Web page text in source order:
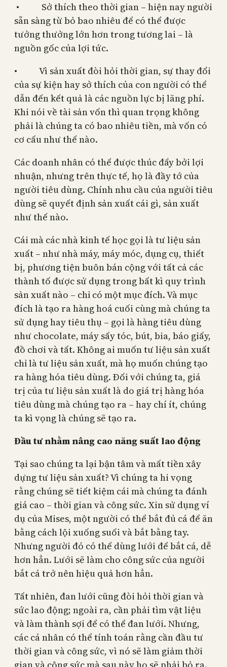
• Sở thích theo thời gian – hiện nay người
sẵn sàng từ bỏ bao nhiêu để có thể được
tưởng thưởng lớn hơn trong tương lai – là
nguồn gốc của lợi tức.
• Vì sản xuất đòi hỏi thời gian, sự thay đổi
của sự kiện hay sở thích của con người có thể
dẫn đến kết quả là các nguồn lực bị lãng phí.
Khi nói về tài sản vốn thì quan trọng không
phải là chúng ta có bao nhiêu tiền, mà vốn có
cơ cấu như thế nào.
Các doanh nhân có thể được thúc đẩy bởi lợi
nhuận, nhưng trên thực tế, họ là đầy tớ của
người tiêu dùng. Chính nhu cầu của người tiêu
dùng sẽ quyết định sản xuất cái gì, sản xuất
như thế nào.
Cái mà các nhà kinh tế học gọi là tư liệu sản
xuất – như nhà máy, máy móc, dụng cụ, thiết
bị, phương tiện buôn bán cộng với tất cả các
thành tố được sử dụng trong bất kì quy trình
sản xuất nào – chỉ có một mục đích. Và mục
đích là tạo ra hàng hoá cuối cùng mà chúng ta
sử dụng hay tiêu thụ – gọi là hàng tiêu dùng
như chocolate, máy sấy tóc, bút, bia, báo giấy,
đồ chơi và tất. Không ai muốn tư liệu sản xuất
chỉ là tư liệu sản xuất, mà họ muốn chúng tạo
ra hàng hóa tiêu dùng. Đối với chúng ta, giá
trị của tư liệu sản xuất là do giá trị hàng hóa
tiêu dùng mà chúng tạo ra – hay chí ít, chúng
ta kì vọng là chúng sẽ tạo ra.
Đầu tư nhằm nâng cao năng suất lao động
Tại sao chúng ta lại bận tâm và mất tiền xây
dựng tư liệu sản xuất? Vì chúng ta hi vọng
rằng chúng sẽ tiết kiệm cái mà chúng ta đánh
giá cao – thời gian và công sức. Xin sử dụng ví
dụ của Mises, một người có thể bắt đủ cá để ăn
bằng cách lội xuống suối và bắt bằng tay.
Nhưng người đó có thể dùng lưới để bắt cá, dễ
hơn hẳn. Lưới sẽ làm cho công sức của người
bắt cá trở nên hiệu quả hơn hẳn.
Tất nhiên, đan lưới cũng đòi hỏi thời gian và
sức lao động; ngoài ra, cần phải tìm vật liệu
và làm thành sợi để có thể đan lưới. Nhưng,
các cá nhân có thể tính toán rằng cần đầu tư
thời gian và công sức, vì nó sẽ làm giảm thời